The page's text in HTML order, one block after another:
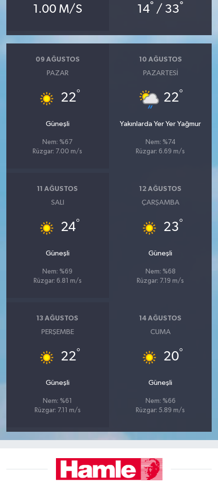
1.00 M/S 14° / 33°
09 AĞUSTOS
PAZAR
22°
Güneşli
Nem: %67
Rüzgar: 7.00 m/s
10 AĞUSTOS
PAZARTESI
22°
Yakınlarda Yer Yer Yağmur
Nem: %74
Rüzgar: 6.69 m/s
11 AĞUSTOS
SALI
24°
Güneşli
Nem: %69
Rüzgar: 6.81 m/s
12 AĞUSTOS
ÇARŞAMBA
23°
Güneşli
Nem: %68
Rüzgar: 7.19 m/s
13 AĞUSTOS
PERŞEMBE
22°
Güneşli
Nem: %61
Rüzgar: 7.11 m/s
14 AĞUSTOS
CUMA
20°
Güneşli
Nem: %66
Rüzgar: 5.89 m/s